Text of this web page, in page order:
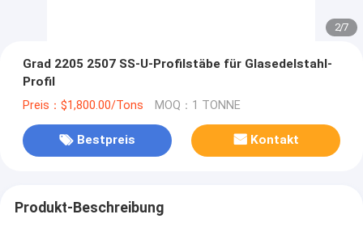
2/7
Grad 2205 2507 SS-U-Profilstäbe für Glasedelstahl-
Profil
Preis：$1,800.00/Tons MOQ：1 TONNE
Bestpreis Kontakt
Produkt-Beschreibung